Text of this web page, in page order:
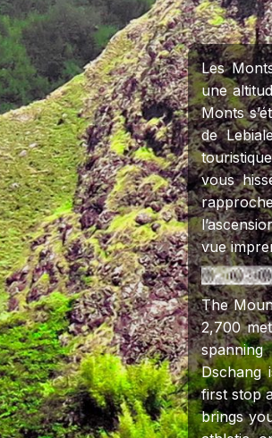
Les
une
Monts
de
vous
vue
The
2,700
Dschang
first stop
brings